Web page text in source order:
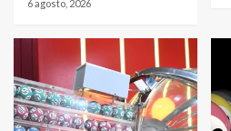
6 agosto, 2026